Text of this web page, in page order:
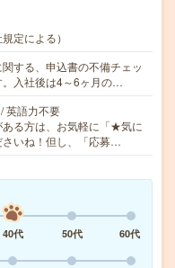
定による）
する、申込書の不備チェッ
。入社後は4～6ヶ月の…
英語力不要
る方は、お気軽に「★気に
いね！但し、「応募…
40代 50代
60代